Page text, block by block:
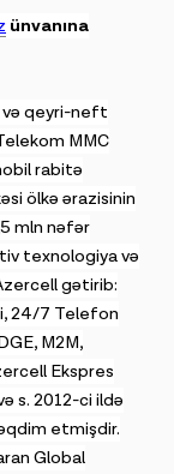
ünvanına
və qeyri-neft
MMC
rabitə
ölkə ərazisinin
mln nəfər
texnologiya və
gətirib:
24/7 Telefon
M2M,
Ekspres
s. 2012-ci ildə
etmişdir.
Global